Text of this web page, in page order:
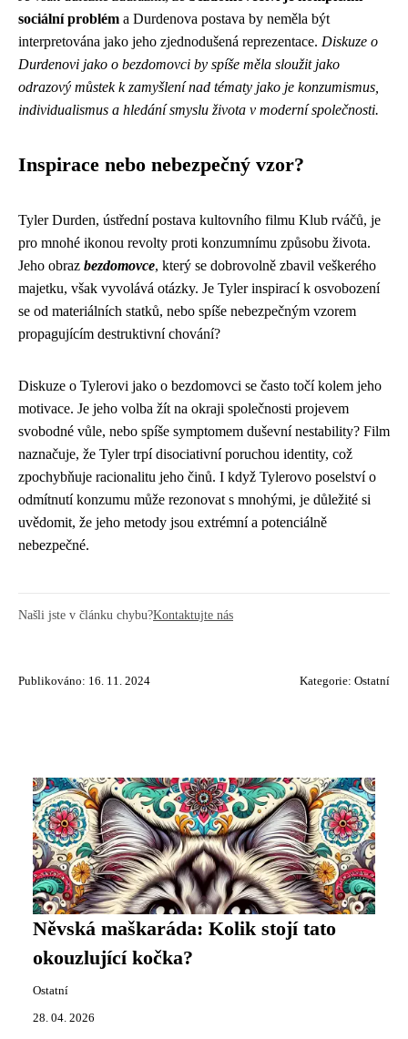
sociální problém a Durdenova postava by neměla být
interpretována jako jeho zjednodušená reprezentace. Diskuze o
Durdenovi jako o bezdomovci by spíše měla sloužit jako
odrazový můstek k zamyšlení nad tématy jako je konzumismus,
individualismus a hledání smyslu života v moderní společnosti.
Inspirace nebo nebezpečný vzor?
Tyler Durden, ústřední postava kultovního filmu Klub rváčů, je
pro mnohé ikonou revolty proti konzumnímu způsobu života.
Jeho obraz bezdomovce, který se dobrovolně zbavil veškerého
majetku, však vyvolává otázky. Je Tyler inspirací k osvobození
se od materiálních statků, nebo spíše nebezpečným vzorem
propagujícím destruktivní chování?
Diskuze o Tylerovi jako o bezdomovci se často točí kolem jeho
motivace. Je jeho volba žít na okraji společnosti projevem
svobodné vůle, nebo spíše symptomem duševní nestability? Film
naznačuje, že Tyler trpí disociativní poruchou identity, což
zpochybňuje racionalitu jeho činů. I když Tylerovo poselství o
odmítnutí konzumu může rezonovat s mnohými, je důležité si
uvědomit, že jeho metody jsou extrémní a potenciálně
nebezpečné.
Našli jste v článku chybu?Kontaktujte nás
Publikováno: 16. 11. 2024 Kategorie: Ostatní
Něvská maškaráda: Kolik stojí tato
okouzlující kočka?
Ostatní
28. 04. 2026